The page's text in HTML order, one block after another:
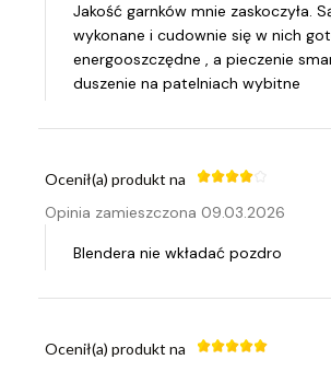
Jakość garnków mnie zaskoczyła.
wykonane i cudownie się w nich
energooszczędne , a pieczenie
duszenie na patelniach wybitne
Ocenił(a) produkt na
Opinia zamieszczona 09.03.2026
Blendera nie wkładać pozdro
Ocenił(a) produkt na